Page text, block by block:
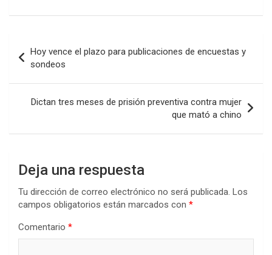
de
entradas
Hoy vence el plazo para publicaciones de encuestas y
sondeos
Dictan tres meses de prisión preventiva contra mujer
que mató a chino
Deja una respuesta
Tu dirección de correo electrónico no será publicada. Los
campos obligatorios están marcados con *
Comentario *